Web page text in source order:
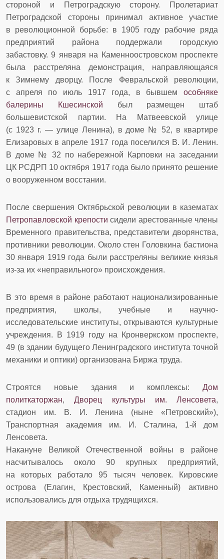
стороной и Петроградскую сторону. Пролетариат
Петроградской стороны принимал активное участие
в революционной борьбе: в 1905 году рабочие ряда
предприятий района поддержали городскую
забастовку. 9 января на Каменноостровском проспекте
была расстреляна демонстрация, направляющаяся
к Зимнему дворцу. После Февральской революции,
с апреля по июль 1917 года, в бывшем особняке
балерины Кшесинской был размещен штаб
большевистской партии. На Матвеевской улице
(с 1923 г. — улице Ленина), в доме № 52, в квартире
Елизаровых в апреле 1917 года поселился В. И. Ленин.
В доме № 32 по набережной Карповки на заседании
ЦК РСДРП 10 октября 1917 года было принято решение
о вооруженном восстании.
После свершения Октябрьской революции в казематах
Петропавловской крепости сидели арестованные члены
Временного правительства, представители дворянства,
противники революции. Около стен Головкина бастиона
30 января 1919 года были расстреляны великие князья
из-за их «неправильного» происхождения.
В это время в районе работают национализированные
предприятия, школы, учебные и научно-
исследовательские институты, открываются культурные
учреждения. В 1919 году на Кронверкском проспекте,
49 (в здании будущего Ленинградского института точной
механики и оптики) организована Биржа труда.
Строятся новые здания и комплексы: Дом
политкаторжан,Дворец культуры им. Ленсовета,
стадион им. В. И. Ленина (ныне «Петровский»),
Транспортная академия им. И. Сталина, 1-й дом
Ленсовета.
Накануне Великой Отечественной войны в районе
насчитывалось около 90 крупных предприятий,
на которых работало 95 тысяч человек. Кировские
острова (Елагин, Крестовский, Каменный) активно
использовались для отдыха трудящихся.